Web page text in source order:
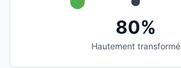
80%
Hautement transformé